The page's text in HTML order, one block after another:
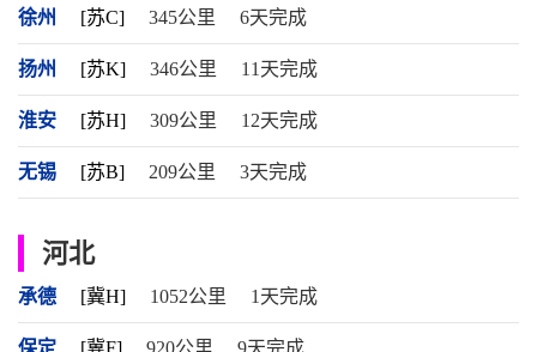
徐州 [苏C] 345公里 6天完成
扬州 [苏K] 346公里 11天完成
淮安 [苏H] 309公里 12天完成
无锡 [苏B] 209公里 3天完成
河北
承德 [冀H] 1052公里 1天完成
保定 [冀F] 920公里 9天完成